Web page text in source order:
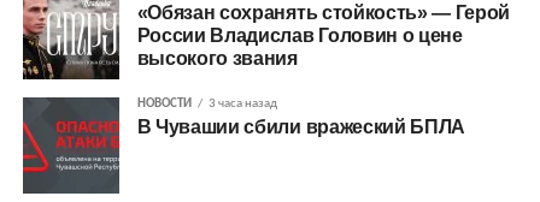
«Обязан сохранять стойкость» — Герой
России Владислав Головин о цене
высокого звания
НОВОСТИ 3 часа назад
В Чувашии сбили вражеский БПЛА